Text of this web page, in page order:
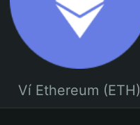
Ví Ethereum (ETH)